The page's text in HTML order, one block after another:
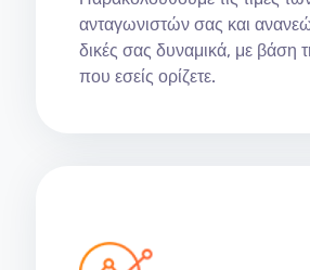
ανταγωνιστών σας και
δικές σας δυναμικά, με βάση
που εσείς ορίζετε.